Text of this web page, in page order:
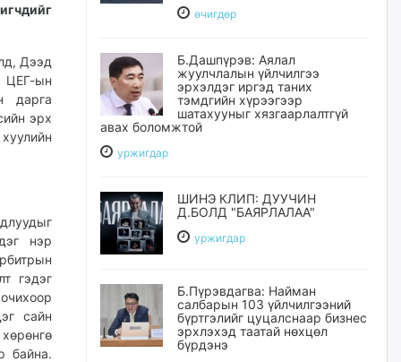
Дээд
ЦЕГ-ын
дарга
эрх
нэр
гэдэг
сайн
байна.
өчигдѳр
Б.Дашпүрэв: Аялал
жуулчлалын үйлчилгээ
эрхэлдэг иргэд таних
тэмдгийн хүрээгээр
шатахууныг хязгаарлалтгүй
авах боломжтой
уржигдар
ШИНЭ КЛИП: ДУУЧИН
Д.БОЛД "БАЯРЛАЛАА"
уржигдар
Б.Пүрэвдагва: Найман
салбарын 103 үйлчилгээний
бүртгэлийг цуцалснаар бизнес
эрхлэхэд таатай нөхцөл
бүрдэнэ